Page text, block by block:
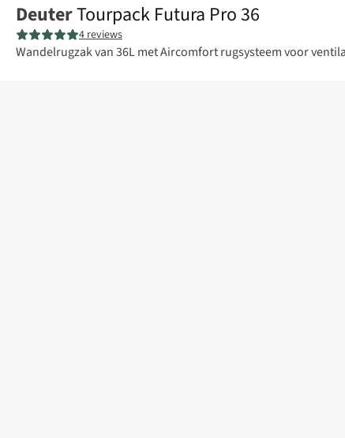
DeuterTourpack Futura Pro 36
4 reviews
Wandelrugzak van 36L met Aircomfort rugsysteem voor